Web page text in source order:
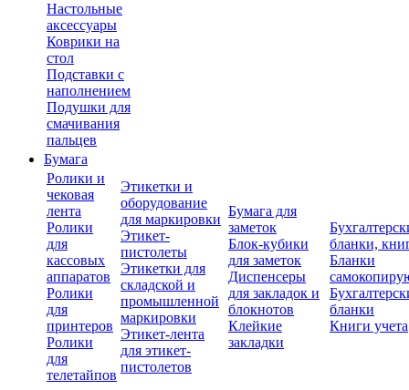
Настольные
аксессуары
Коврики на
стол
Подставки с
наполнением
Подушки для
смачивания
пальцев
Бумага
Ролики и
чековая
лента
Ролики
для
кассовых
аппаратов
Ролики
для
принтеров
Ролики
для
телетайпов
Этикетки и
оборудование
для маркировки
Этикет-
пистолеты
Этикетки для
складской и
промышленной
маркировки
Этикет-лента
для этикет-
пистолетов
Бумага для
заметок
Блок-кубики
для заметок
Диспенсеры
для закладок и
блокнотов
Клейкие
закладки
бланки,
Бланки
бланки
Книги учета